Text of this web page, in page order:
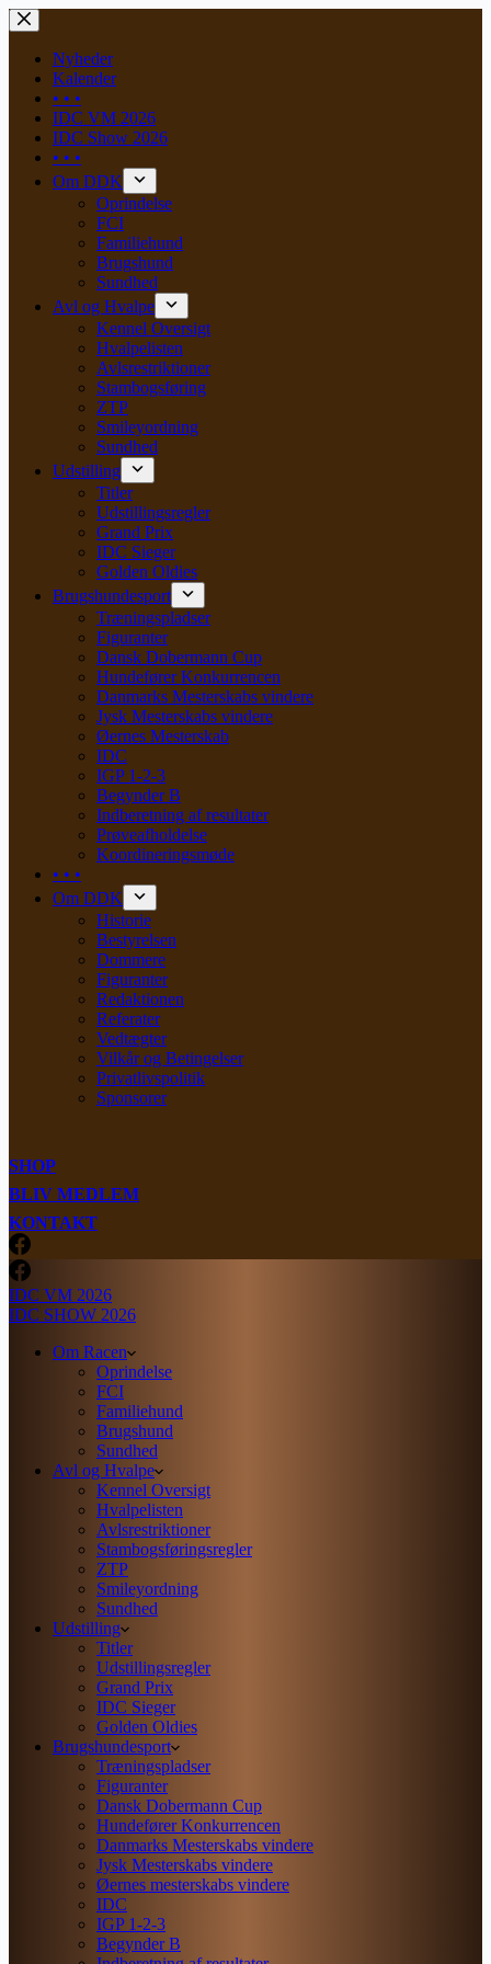
Skip
to
contentNyheder
Kalender
• • •
IDC VM 2026
IDC Show 2026
• • •
Om DDK
Oprindelse
FCI
Familiehund
Brugshund
Sundhed
Avl og Hvalpe
Kennel Oversigt
Hvalpelisten
Avlsrestriktioner
Stambogsføring
ZTP
Smileyordning
Sundhed
Udstilling
Titler
Udstillingsregler
Grand Prix
IDC Sieger
Golden Oldies
Brugshundesport
Træningspladser
Figuranter
Dansk Dobermann Cup
Hundefører Konkurrencen
Danmarks Mesterskabs vindere
Jysk Mesterskabs vindere
Øernes Mesterskab
IDC
IGP 1-2-3
Begynder B
Indberetning af resultater
Prøveafholdelse
Koordineringsmøde
• • •
Om DDK
Historie
Bestyrelsen
Dommere
Figuranter
Redaktionen
Referater
Vedtægter
Vilkår og Betingelser
Privatlivspolitik
Sponsorer
SHOP
BLIV MEDLEM
KONTAKT
IDC VM 2026
IDC SHOW 2026
Om Racen
Oprindelse
FCI
Familiehund
Brugshund
Sundhed
Avl og Hvalpe
Kennel Oversigt
Hvalpelisten
Avlsrestriktioner
Stambogsføringsregler
ZTP
Smileyordning
Sundhed
Udstilling
Titler
Udstillingsregler
Grand Prix
IDC Sieger
Golden Oldies
Brugshundesport
Træningspladser
Figuranter
Dansk Dobermann Cup
Hundefører Konkurrencen
Danmarks Mesterskabs vindere
Jysk Mesterskabs vindere
Øernes mesterskabs vindere
IDC
IGP 1-2-3
Begynder B